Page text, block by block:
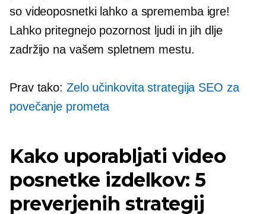
so videoposnetki lahko a sprememba igre!
Lahko pritegnejo pozornost ljudi in jih dlje
zadržijo na vašem spletnem mestu.
Prav tako: Zelo učinkovita strategija SEO za
povečanje prometa
Kako uporabljati video
posnetke izdelkov: 5
preverjenih strategij